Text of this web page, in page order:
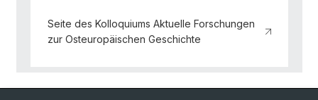
Seite des Kolloquiums Aktuelle Forschungen
zur Osteuropäischen Geschichte